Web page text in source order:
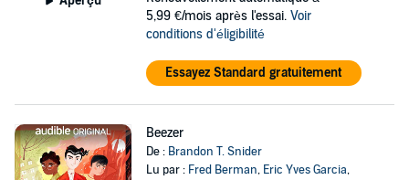
5,99 €/mois après l'essai. Voir
conditions d'éligibilité
Essayez Standard gratuitement
Beezer
De : Brandon T. Snider
Lu par : Fred Berman, Eric Yves Garcia,